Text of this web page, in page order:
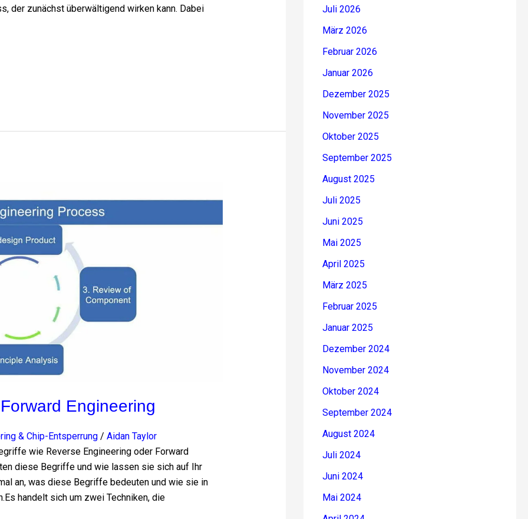
der zunächst überwältigend wirken kann. Dabei
Engineering
& Chip-Entsperrung/ Aidan Taylor
wie Reverse Engineering oder Forward
diese Begriffe und wie lassen sie sich auf Ihr
an, was diese Begriffe bedeuten und wie sie in
handelt sich um zwei Techniken, die
Juli 2026
März 2026
Februar 2026
Januar 2026
Dezember 2025
November 2025
Oktober 2025
September 2025
August 2025
Juli 2025
Juni 2025
Mai 2025
April 2025
März 2025
Februar 2025
Januar 2025
Dezember 2024
November 2024
Oktober 2024
September 2024
August 2024
Juli 2024
Juni 2024
Mai 2024